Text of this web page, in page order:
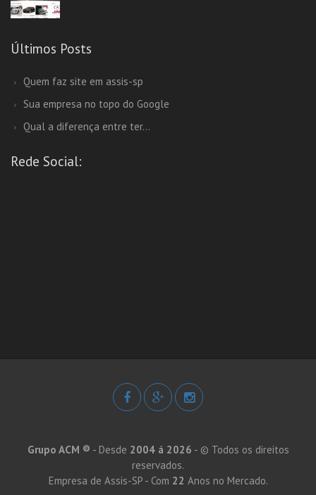
Últimos Posts
Quem faz site em assis-sp
Sua empresa no topo do Google
Qual a diferença entre ter...
Rede Social:
Grupo ACM ® - Desde 2004 á 2026 - © Todos os direitos
reservados.
Empresa de Assis-SP - Com 22 Anos no Mercado.